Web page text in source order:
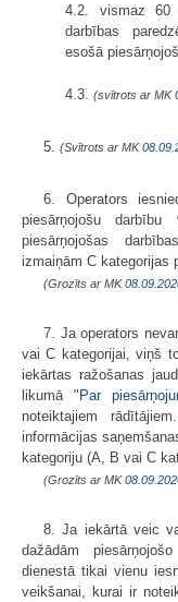
4.2. vismaz 60
darbības
esošā
4.3. (svītrots ar MK
5. (Svītrots ar MK
6. Operators
piesārņojošu
piesārņojošas
izmaiņām C kategorijas
(Grozīts ar MK
7. Ja operators
vai C kategorijai, viņš
iekārtas ražošanas
likumā " Par
noteiktajiem
informācijas
kategoriju (A, B vai C
(Grozīts ar MK
8. Ja iekārtā veic
dažādām
dienestā tikai vienu
veikšanai, kurai ir